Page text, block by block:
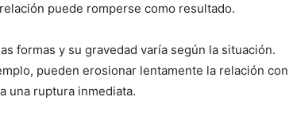
puede romperse como resultado.
formas y su gravedad varía según la situación.
pueden erosionar lentamente la relación con
una ruptura inmediata.